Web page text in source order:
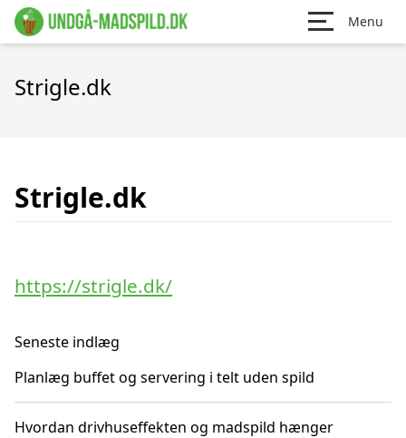
Menu
Strigle.dk
Strigle.dk
https://strigle.dk/
Seneste indlæg
Planlæg buffet og servering i telt uden spild
Hvordan drivhuseffekten og madspild hænger